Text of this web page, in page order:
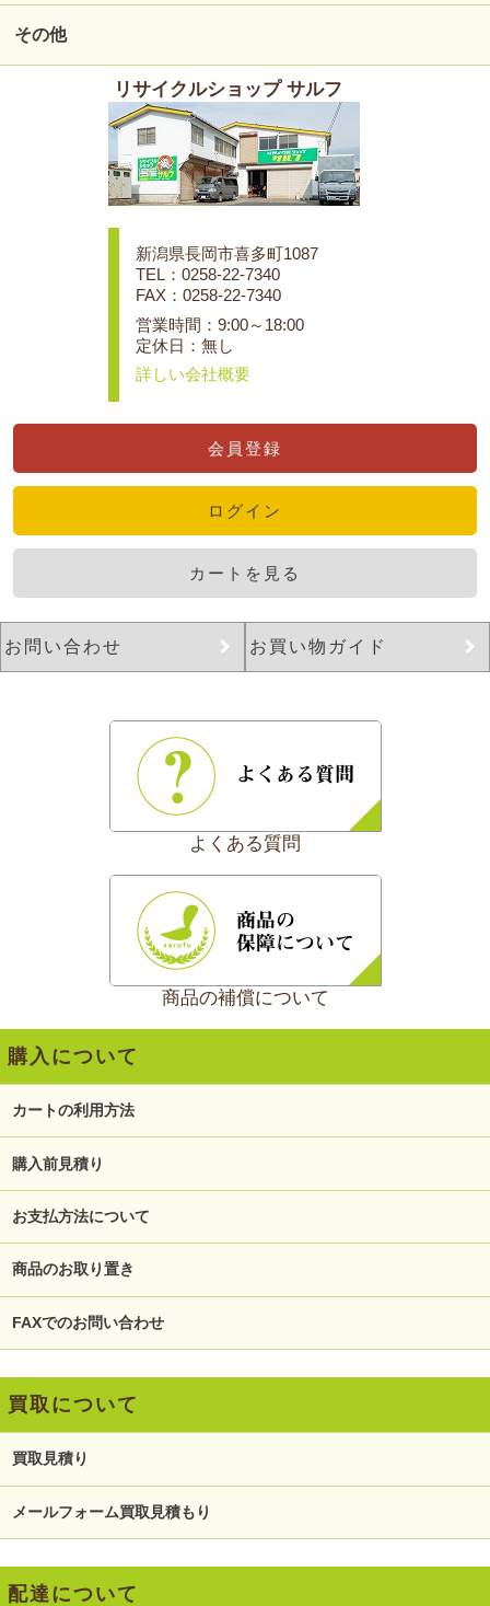
その他
リサイクルショップ サルフ
新潟県長岡市喜多町1087
TEL：0258-22-7340
FAX：0258-22-7340
営業時間：9:00～18:00
定休日：無し
詳しい会社概要
会員登録
ログイン
カートを見る
お問い合わせ お買い物ガイド
よくある質問
商品の補償について
購入について
カートの利用方法
購入前見積り
お支払方法について
商品のお取り置き
FAXでのお問い合わせ
買取について
買取見積り
メールフォーム買取見積もり
配達について